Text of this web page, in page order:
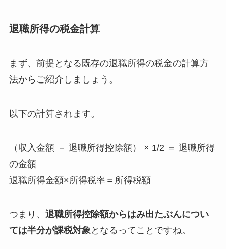
退職所得の税金計算
まず、前提となる既存の退職所得の税金の計算方
法からご紹介しましょう。
以下の計算されます。
（収入金額 － 退職所得控除額） × 1/2 ＝ 退職所得
の金額
退職所得金額×所得税率＝所得税額
つまり、 退職所得控除額からはみ出たぶんについ
ては半分が課税対象 となるってことですね。